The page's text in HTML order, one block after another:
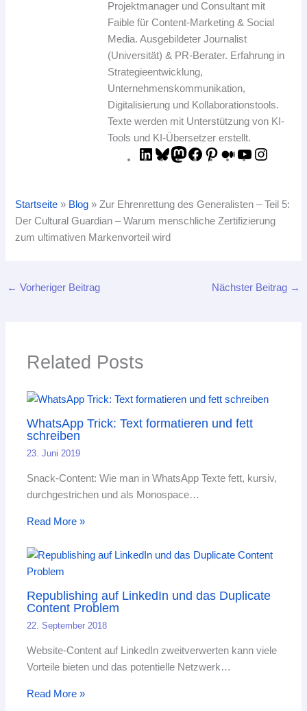
Projektmanager und Consultant mit
Faible für Content-Marketing & Social
Media. Ausgebildeter Journalist
(Universität) & PR-Berater. Erfahrung in
Strategieentwicklung,
Unternehmenskommunikation,
Digitalisierung und Kollaborationstools.
Texte werden mit Unterstützung von KI-
Tools und KI-Übersetzer erstellt.
Startseite » Blog »Zur Ehrenrettung des Generalisten – Teil 5:
Der Cultural Guardian – Warum menschliche Zertifizierung
zum ultimativen Markenvorteil wird
← Vorheriger Beitrag Nächster Beitrag →
Related Posts
WhatsApp Trick: Text formatieren und fett
schreiben
23. Juni 2019
Snack-Content: Wie man in WhatsApp Texte fett, kursiv,
durchgestrichen und als Monospace…
Read More »
Republishing auf LinkedIn und das Duplicate
Content Problem
22. September 2018
Website-Content auf LinkedIn zweitverwerten kann viele
Vorteile bieten und das potentielle Netzwerk…
Read More »